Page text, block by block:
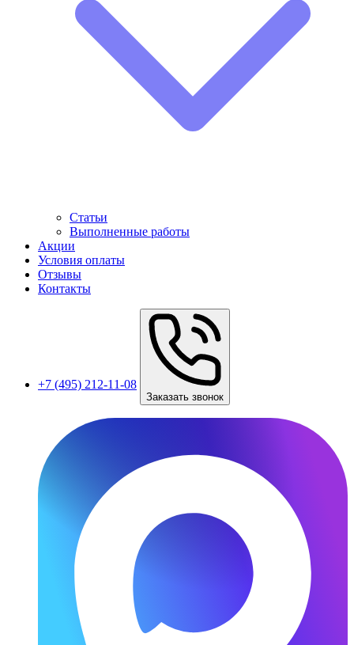
Статьи
Выполненные работы
Акции
Условия оплаты
Отзывы
Контакты
+7 (495) 212-11-08
Заказать звонок